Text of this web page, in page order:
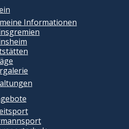
Informationen